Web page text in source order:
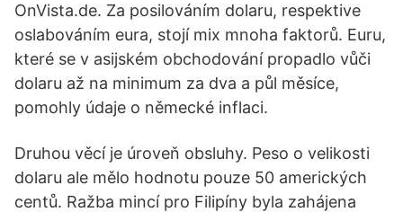
OnVista.de. Za posilováním dolaru, respektive
oslabováním eura, stojí mix mnoha faktorů. Euru,
které se v asijském obchodování propadlo vůči
dolaru až na minimum za dva a půl měsíce,
pomohly údaje o německé inflaci.
Druhou věcí je úroveň obsluhy. Peso o velikosti
dolaru ale mělo hodnotu pouze 50 amerických
centů. Ražba mincí pro Filipíny byla zahájena